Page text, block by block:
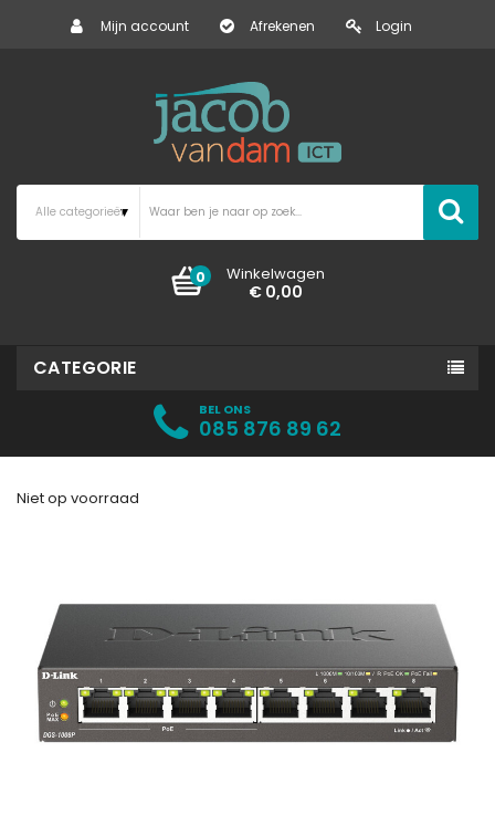
Mijn account Afrekenen Login
Winkelwagen
0
€ 0,00
CATEGORIE
BEL ONS
085 876 89 62
Niet op voorraad